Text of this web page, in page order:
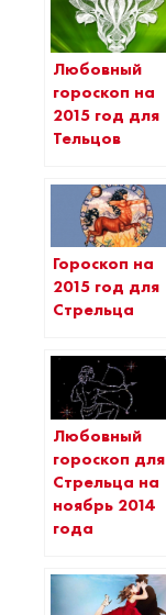
Любовный
гороскоп на
2015 год для
Тельцов
Гороскоп на
2015 год для
Стрельца
Любовный
гороскоп для
Стрельца на
ноябрь 2014
года